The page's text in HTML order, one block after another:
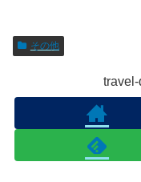
その他